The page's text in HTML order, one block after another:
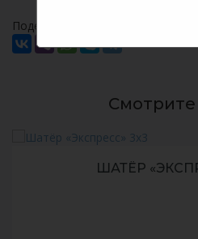
Поделитесь с друзьями или
ШАТЁР